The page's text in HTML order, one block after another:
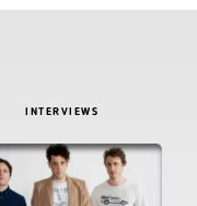
INTERVIEWS